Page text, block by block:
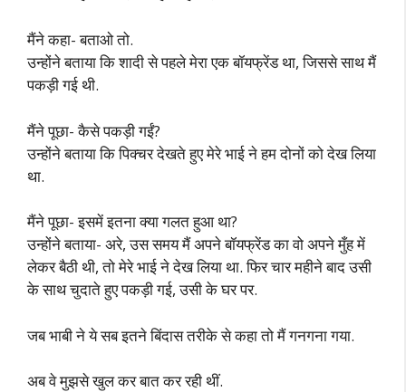
मैंने कहा- बताओ तो.
उन्होंने बताया कि शादी से पहले मेरा एक बॉयफ्रेंड था, जिससे साथ मैं
पकड़ी गई थी.
मैंने पूछा- कैसे पकड़ी गईं?
उन्होंने बताया कि पिक्चर देखते हुए मेरे भाई ने हम दोनों को देख लिया
था.
मैंने पूछा- इसमें इतना क्या गलत हुआ था?
उन्होंने बताया- अरे, उस समय मैं अपने बॉयफ्रेंड का वो अपने मुँह में
लेकर बैठी थी, तो मेरे भाई ने देख लिया था. फिर चार महीने बाद उसी
के साथ चुदाते हुए पकड़ी गई, उसी के घर पर.
जब भाबी ने ये सब इतने बिंदास तरीके से कहा तो मैं गनगना गया.
अब वे मुझसे खुल कर बात कर रही थीं.